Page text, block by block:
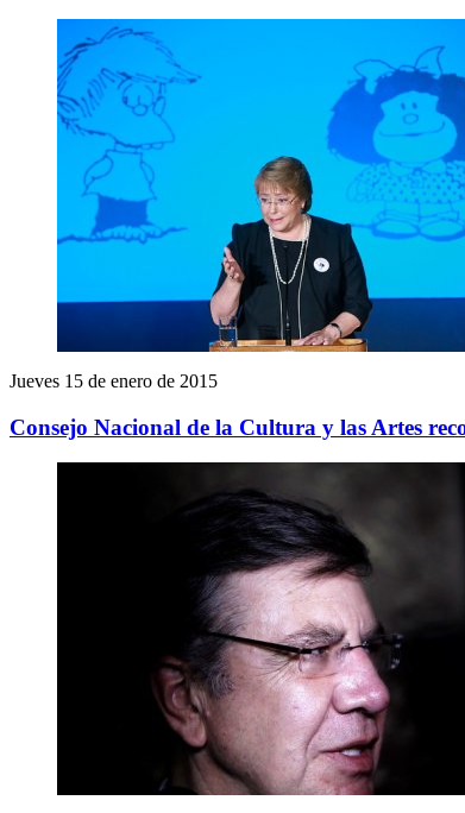
Jueves 15 de enero de 2015
Consejo Nacional de la Cultura y las Artes